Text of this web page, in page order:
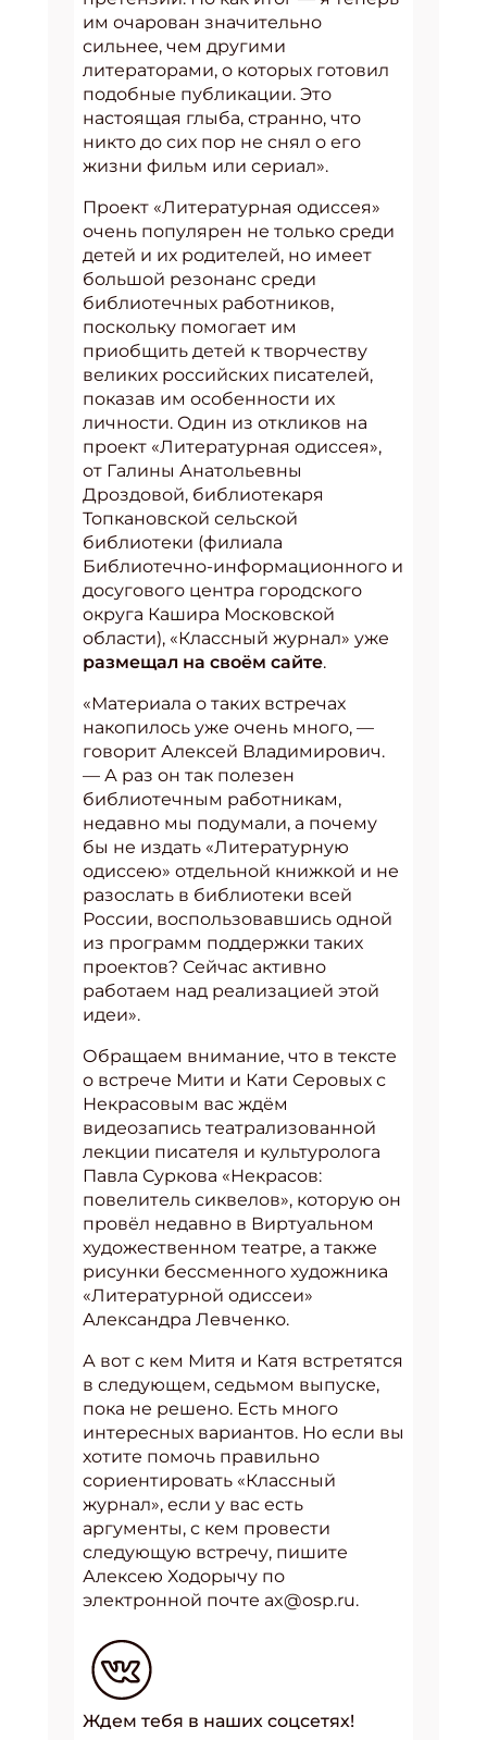
им очарован значительно
сильнее, чем другими
литераторами, о которых готовил
подобные публикации. Это
настоящая глыба, странно, что
никто до сих пор не снял о его
жизни фильм или сериал».
Проект «Литературная одиссея»
очень популярен не только среди
детей и их родителей, но имеет
большой резонанс среди
библиотечных работников,
поскольку помогает им
приобщить детей к творчеству
великих российских писателей,
показав им особенности их
личности. Один из откликов на
проект «Литературная одиссея»,
от Галины Анатольевны
Дроздовой, библиотекаря
Топкановской сельской
библиотеки (филиала
Библиотечно-информационного и
досугового центра городского
округа Кашира Московской
области), «Классный журнал» уже
размещал на своём сайте.
«Материала о таких встречах
накопилось уже очень много, —
говорит Алексей Владимирович.
— А раз он так полезен
библиотечным работникам,
недавно мы подумали, а почему
бы не издать «Литературную
одиссею» отдельной книжкой и не
разослать в библиотеки всей
России, воспользовавшись одной
из программ поддержки таких
проектов? Сейчас активно
работаем над реализацией этой
идеи».
Обращаем внимание, что в тексте
о встрече Мити и Кати Серовых с
Некрасовым вас ждём
видеозапись театрализованной
лекции писателя и культуролога
Павла Суркова «Некрасов:
повелитель сиквелов», которую он
провёл недавно в Виртуальном
художественном театре, а также
рисунки бессменного художника
«Литературной одиссеи»
Александра Левченко.
А вот с кем Митя и Катя встретятся
в следующем, седьмом выпуске,
пока не решено. Есть много
интересных вариантов. Но если вы
хотите помочь правильно
сориентировать «Классный
журнал», если у вас есть
аргументы, с кем провести
следующую встречу, пишите
Алексею Ходорычу по
электронной почте ax@osp.ru.
Ждем тебя в наших соцсетях!